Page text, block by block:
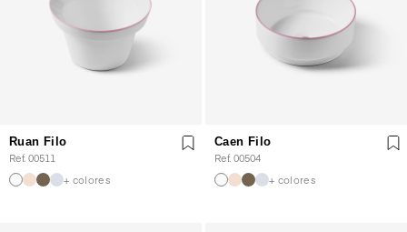
Ruan Filo
Ref. 00511
+ colores
Caen Filo
Ref. 00504
+ colores